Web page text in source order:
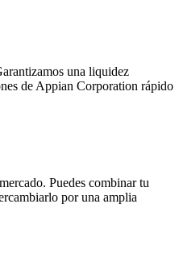
una liquidez
de Appian Corporation rápido
Puedes combinar tu
por una amplia